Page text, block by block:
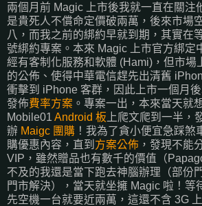
兩個月前 Magic 上市後我就一直在關注
是貴死人不償命定價破兩萬，後來市場
八，而我之前的綁約早就到期，其實在
號綁約專案。本來 Magic 上市官方綁定
經有客制化服務和軟體 (Hami)，但市場
的公佈、使得中華電信趕先出清舊
衝擊到 iPhone 客群，因此上市一個月
發佈費率方案 。專案一出，本來當天就
Mobile01 Android 板 上爬文爬到一半，
辦 Maigc 團購 ！我為了貪小便宜急踩煞
購優惠內容，直到 方案公佈 ，發現不能
VIP，雖然贈品也有數千的價值（
不及的我還是當下跑去神腦辦理（部份
門市解決），當天就坐擁 Magic 啦！等
先空機一台就要近兩萬，這還不含 3G